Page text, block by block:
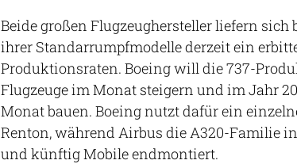
Beide großen Flugzeughersteller liefern
ihrer Standarrumpfmodelle derzeit ein
Produktionsraten. Boeing will die 737-
Flugzeuge im Monat steigern und im Jahr
Monat bauen. Boeing nutzt dafür ein
Renton, während Airbus die A320-Familie
und künftig Mobile endmontiert.